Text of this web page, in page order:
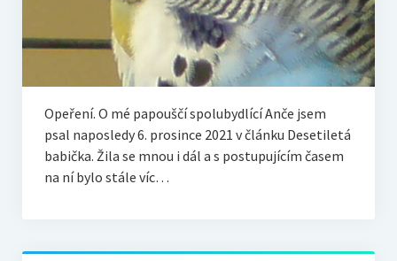
Opeření. O mé papouščí spolubydlící Anče jsem
psal naposledy 6. prosince 2021 v článku Desetiletá
babička. Žila se mnou i dál a s postupujícím časem
na ní bylo stále víc…